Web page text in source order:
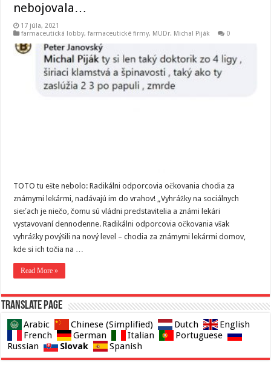
nebojovala…
17 júla, 2021
farmaceutická lobby,farmaceutické firmy, MUDr. Michal Piják 0
TOTO tu ešte nebolo: Radikálni odporcovia očkovania chodia za
známymi lekármi, nadávajú im do vrahov! „Vyhrážky na sociálnych
sieťach je niečo, čomu sú vládni predstavitelia a známi lekári
vystavovaní dennodenne. Radikálni odporcovia očkovania však
vyhrážky povýšili na nový level – chodia za známymi lekármi domov,
kde si ich točia na …
Read More »
Translate page
Arabic Chinese (Simplified) Dutch
English
French
German Italian
Portuguese
Russian
Slovak Spanish